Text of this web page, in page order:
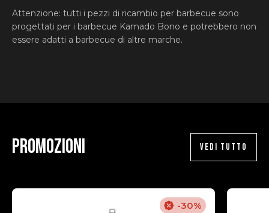
Attenzione: tutti i pezzi di ricambio per barbecue sono
progettati per i barbecue Kamado Bono e potrebbero non
essere adatti a barbecue di altre marche.
Promozioni VEDI TUTTO
-30%